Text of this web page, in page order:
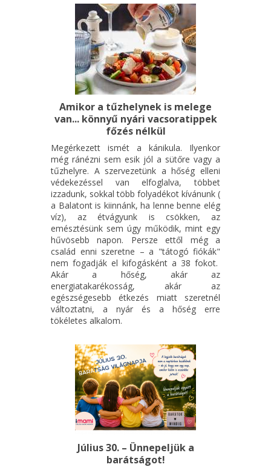
Amikor a tűzhelynek is melege
van... könnyű nyári vacsoratippek
főzés nélkül
Megérkezett ismét a kánikula. Ilyenkor
még ránézni sem esik jól a sütőre vagy a
tűzhelyre. A szervezetünk a hőség elleni
védekezéssel van elfoglalva, többet
izzadunk, sokkal több folyadékot kívánunk (
a Balatont is kiinnánk, ha lenne benne elég
víz), az étvágyunk is csökken, az
emésztésünk sem úgy működik, mint egy
hűvösebb napon. Persze ettől még a
család enni szeretne – a "tátogó fiókák"
nem fogadják el kifogásként a 38 fokot.
Akár a hőség, akár az
energiatakarékosság, akár az
egészségesebb étkezés miatt szeretnél
változtatni, a nyár és a hőség erre
tökéletes alkalom.
Július 30. – Ünnepeljük a
barátságot!